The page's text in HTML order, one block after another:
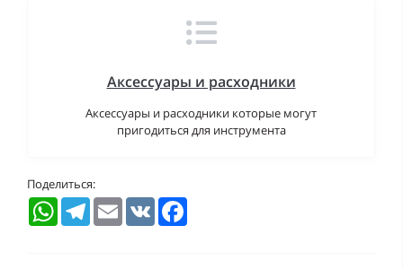
Аксессуары и расходники
Аксессуары и расходники которые могут
пригодиться для инструмента
Поделиться:
WhatsAppTelegramEmail VK